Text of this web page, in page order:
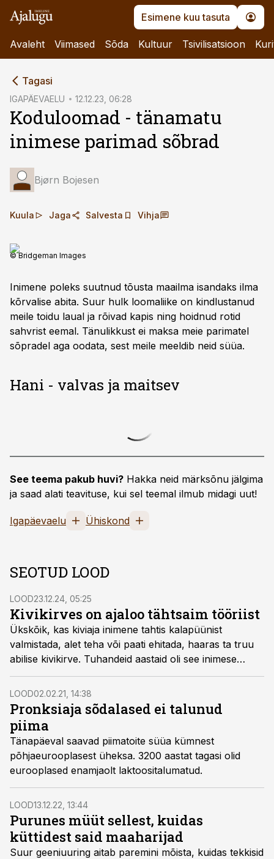
Esimene kuu tasuta
Avaleht Viimased Sõda Kultuur Tsivilisatsioon
Tagasi
IGAPÄEVAELU 12.12.23, 06:28
Koduloomad - tänamatu
inimese parimad sõbrad
Bjørn Bojesen
Kuula Jaga Salvesta Vihja
© Bridgeman Images
Inimene poleks suutnud tõusta maailma isandaks ilma
kõrvalise abita. Suur hulk loomaliike on kindlustanud
meile toidu laual ja rõivad kapis ning hoidnud rotid
sahvrist eemal. Tänulikkust ei maksa meie parimatel
sõpradel aga oodata, sest meile meeldib neid süüa.
Hani - valvas ja maitsev
See teema pakub huvi? Hakka neid märksõnu jälgima
ja saad alati teavituse, kui sel teemal ilmub midagi uut!
Igapäevaelu Ühiskond
SEOTUD LOOD
LOOD23.12.24, 05:25
Kivikirves on ajaloo tähtsaim tööriist
Ükskõik, kas kiviaja inimene tahtis kalapüünist
valmistada, alet teha või paati ehitada, haaras ta truu
abilise kivikirve. Tuhandeid aastaid oli see inimese
parim tööriist.
LOOD02.02.21, 14:38
Pronksiaja sõdalased ei talunud
piima
Tänapäeval saavad piimatoite süüa kümnest
põhjaeurooplasest üheksa. 3200 aastat tagasi olid
eurooplased enamjaolt laktoositalumatud.
LOOD13.12.22, 13:44
Purunes müüt sellest, kuidas
küttidest said maaharijad
Suur geeniuuring aitab paremini mõista, kuidas tekkisid